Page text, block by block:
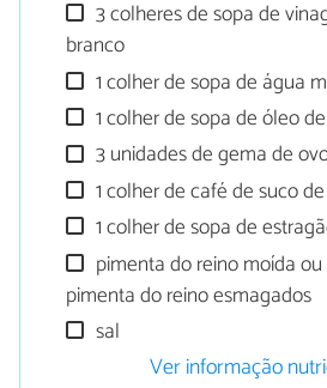
3 colheres de sopa de
branco
1 colher de sopa de água
1 colher de sopa de óleo
3 unidades de gema de
1 colher de café de suco
1 colher de sopa de
pimenta do reino moída
pimenta do reino esmagados
sal
Ver informação